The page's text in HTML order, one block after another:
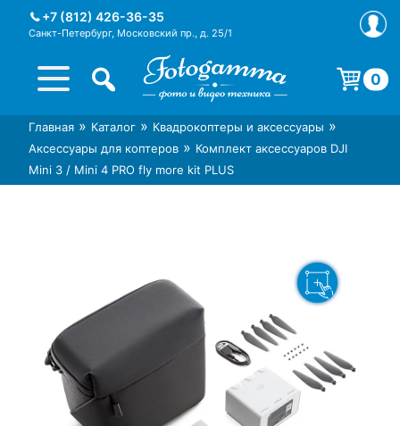
+7 (812) 426-36-35
Санкт-Петербург, Московский пр., д. 25/1
Интернет-магазин фототехники
Foto-Gamma в СПб
Магазин фотоаксессуаров foto-
gamma.ru
0
Корзина пуста.
Главная » Каталог » Квадрокоптеры и аксессуары »
Аксессуары для коптеров » Комплект аксессуаров DJI
Mini 3 / Mini 4 PRO fly more kit PLUS